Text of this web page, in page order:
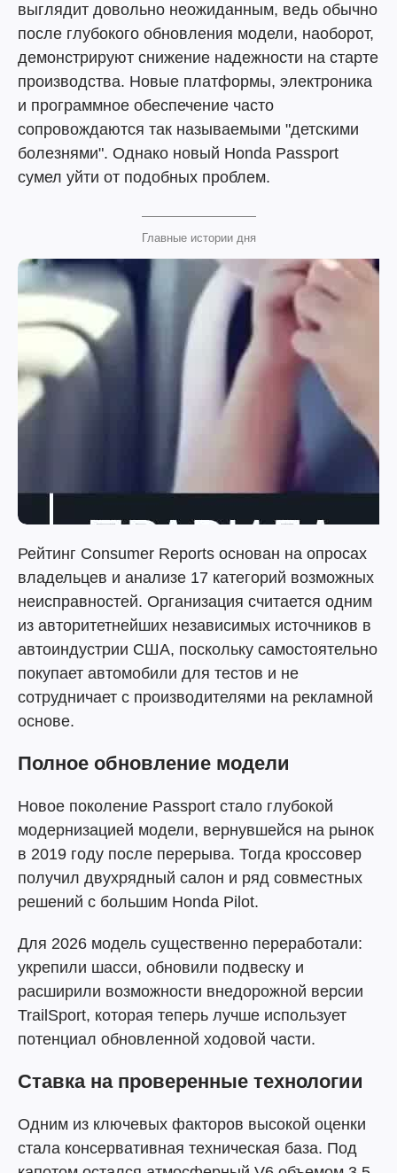
выглядит довольно неожиданным, ведь обычно
после глубокого обновления модели, наоборот,
демонстрируют снижение надежности на старте
производства. Новые платформы, электроника
и программное обеспечение часто
сопровождаются так называемыми "детскими
болезнями". Однако новый Honda Passport
сумел уйти от подобных проблем.
Главные истории дня
Рейтинг Consumer Reports основан на опросах
владельцев и анализе 17 категорий возможных
неисправностей. Организация считается одним
из авторитетнейших независимых источников в
автоиндустрии США, поскольку самостоятельно
покупает автомобили для тестов и не
сотрудничает с производителями на рекламной
основе.
Полное обновление модели
Новое поколение Passport стало глубокой
модернизацией модели, вернувшейся на рынок
в 2019 году после перерыва. Тогда кроссовер
получил двухрядный салон и ряд совместных
решений с большим Honda Pilot.
Для 2026 модель существенно переработали:
укрепили шасси, обновили подвеску и
расширили возможности внедорожной версии
TrailSport, которая теперь лучше использует
потенциал обновленной ходовой части.
Ставка на проверенные технологии
Одним из ключевых факторов высокой оценки
стала консервативная техническая база. Под